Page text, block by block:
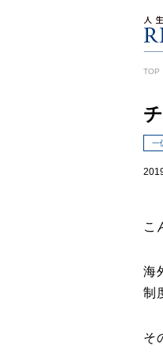
TOP
一
こ
海
制
そ